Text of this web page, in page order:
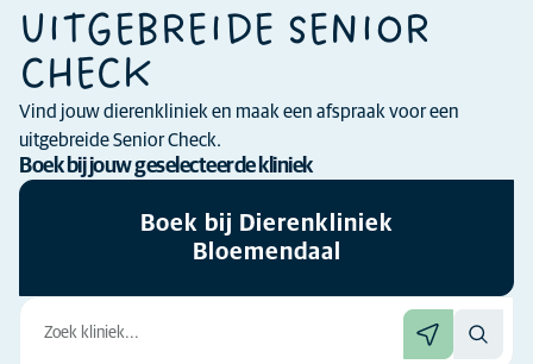
UITGEBREIDE SENIOR
CHECK
Vind jouw dierenkliniek en maak een afspraak voor een
uitgebreide Senior Check.
Boek bij jouw geselecteerde kliniek
Boek bij Dierenkliniek
Bloemendaal